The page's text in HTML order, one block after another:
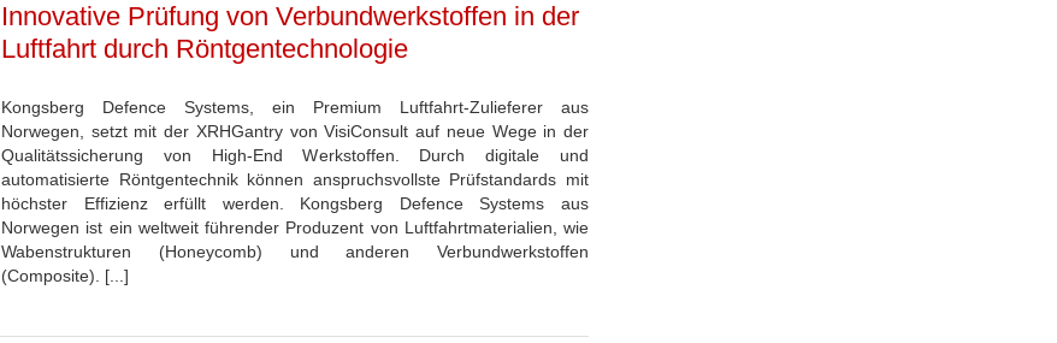
Innovative Prüfung von Verbundwerkstoffen in der
Luftfahrt durch Röntgentechnologie
Kongsberg Defence Systems, ein Premium Luftfahrt-Zulieferer aus
Norwegen, setzt mit der XRHGantry von VisiConsult auf neue Wege in der
Qualitätssicherung von High-End Werkstoffen. Durch digitale und
automatisierte Röntgentechnik können anspruchsvollste Prüfstandards mit
höchster Effizienz erfüllt werden. Kongsberg Defence Systems aus
Norwegen ist ein weltweit führender Produzent von Luftfahrtmaterialien, wie
Wabenstrukturen (Honeycomb) und anderen Verbundwerkstoffen
(Composite). [...]